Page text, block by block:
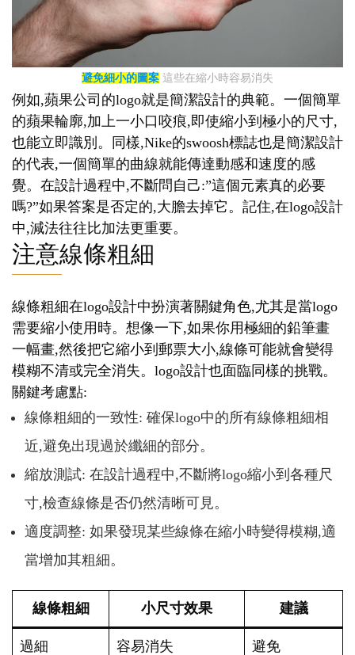
避免細小的圖案 這些在縮小時容易消失
例如,蘋果公司的logo就是簡潔設計的典範。一個簡單
的蘋果輪廓,加上一小口咬痕,即使縮小到極小的尺寸,
也能立即識別。同樣,Nike的swoosh標誌也是簡潔設計
的代表,一個簡單的曲線就能傳達動感和速度的感
覺。在設計過程中,不斷問自己:”這個元素真的必要
嗎?”如果答案是否定的,大膽去掉它。記住,在logo設計
中,減法往往比加法更重要。
注意線條粗細
線條粗細在logo設計中扮演著關鍵角色,尤其是當logo
需要縮小使用時。想像一下,如果你用極細的鉛筆畫
一幅畫,然後把它縮小到郵票大小,線條可能就會變得
模糊不清或完全消失。logo設計也面臨同樣的挑戰。
關鍵考慮點:
線條粗細的一致性: 確保logo中的所有線條粗細相
近,避免出現過於纖細的部分。
縮放測試: 在設計過程中,不斷將logo縮小到各種尺
寸,檢查線條是否仍然清晰可見。
適度調整: 如果發現某些線條在縮小時變得模糊,適
當增加其粗細。
線條粗細 小尺寸效果 建議
過細 容易消失 避免